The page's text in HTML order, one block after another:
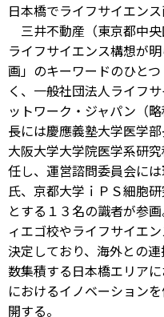
日本橋でライフサイエン
三井不動産（東京都中
ライフサイエンス構想が
画」のキーワードのひと
く、一般社団法人ライフ
ットワーク・ジャパン（
長には慶應義塾大学医学
大阪大学大学院医学系研
任し、運営諮問委員会に
氏、京都大学ｉＰＳ細胞
とする１３名の識者が参
ィエゴ校やライフサイエ
決定しており、海外との
数集積する日本橋エリア
におけるイノベーション
開する。